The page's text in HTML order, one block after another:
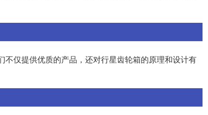
仅提供优质的产品，还对行星齿轮箱的原理和设计有